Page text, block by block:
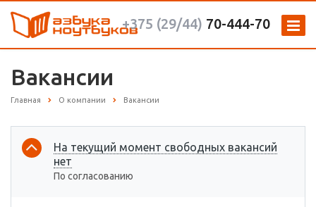
+375 (29/44) 70-444-70
Вакансии
Главная О компании Вакансии
На текущий момент свободных вакансий
нет
По согласованию